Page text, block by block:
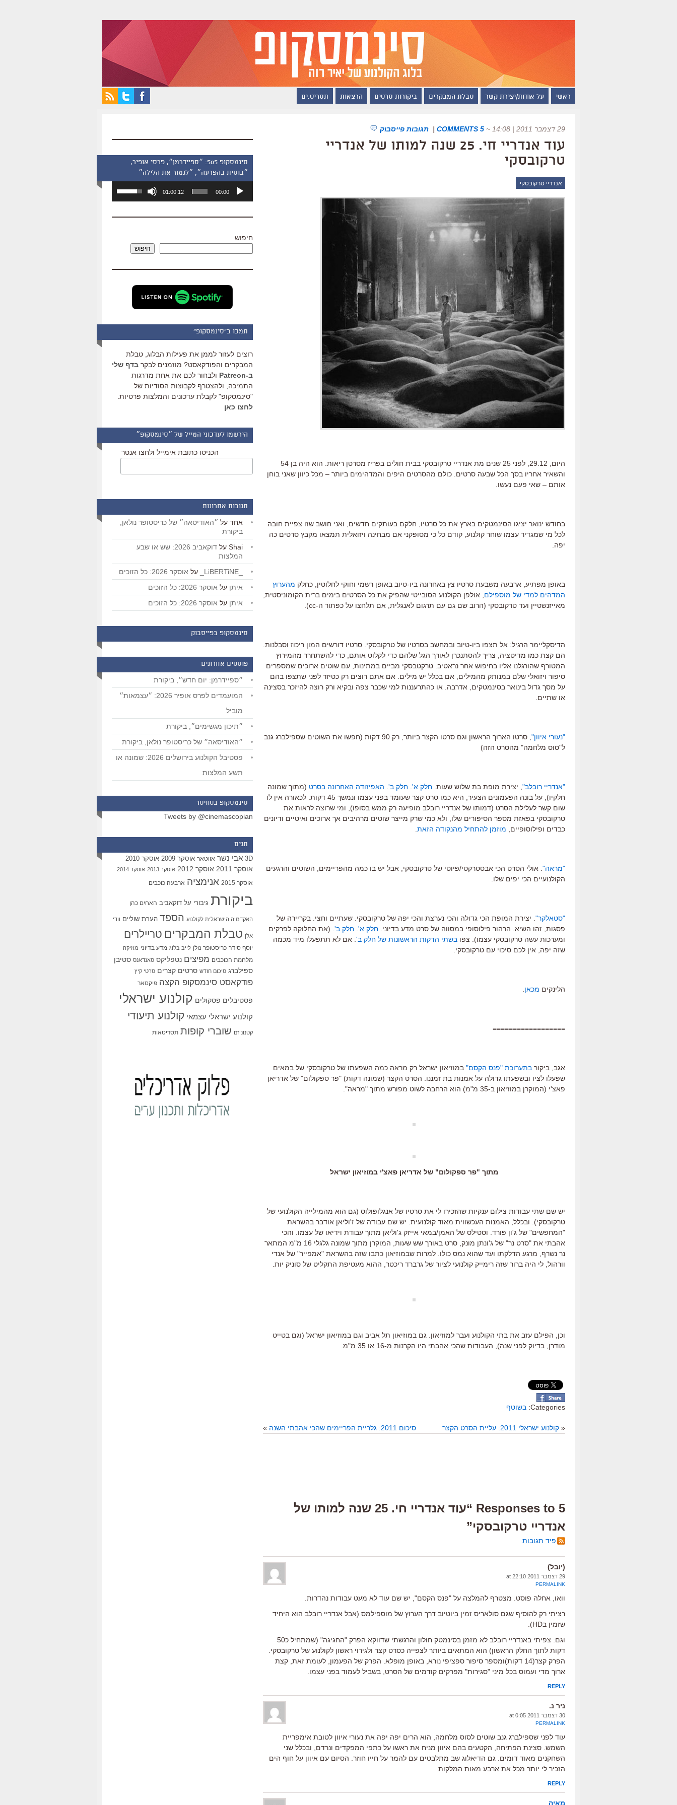
ראשי על אודות/יצירת קשר טבלת המבקרים ביקורות סרטים הרצאות תסריט.ים
29 דצמבר 2011 | 14:08 ~
5 COMMENTS
| תגובות פייסבוק
עוד אנדריי חי. 25 שנה למותו של אנדריי
טרקובסקי
אנדריי טרקובסקי
היום, 29.12, לפני 25 שנים מת אנדריי טרקובסקי בבית חולים בפריז מסרטן ריאות. הוא היה בן 54
והשאיר אחריו בסך הכל שבעה סרטים. כולם מהסרטים היפים והמדהימים ביותר – מכל כיוון שאני בוחן
אותם – שאי פעם נעשו.
בחודש ינואר יציגו הסינמטקים בארץ את כל סרטיו, חלקם בעותקים חדשים, ואני חושב שזו צפיית חובה
לכל מי שמגדיר עצמו שוחר קולנוע, קודם כל כי מסופקני אם מבחינה ויזואלית תמצאו מקבץ סרטים כה
יפה.
באופן מפתיע, ארבעה משבעת סרטיו צץ באחרונה ביו-טיוב באופן רשמי וחוקי לחלוטין, כחלק מהערוץ
המדהים למדי של מוספילם , אולפן הקולנוע הסובייטי שהפיק את כל הסרטים בימים ברית הקומוניסטית,
מאייזנשטיין ועד טרקובסקי (הרוב שם גם עם תרגום לאנגלית, אם תלחצו על כפתור ה-cc).
הדיסקליימר הרגיל: אל תצפו ביו-טיוב ובמחשב בסרטיו של טרקובסקי. סרטיו דורשים המון ריכוז וסבלנות.
הם קצת כמו מדיטציה, צריך להסתנכרן לאורך הגל שלהם כדי לקלוט אותם, כדי להשתחרר מהמירוץ
המטורף שהורגלנו אליו בחיפוש אחר נראטיב. טרקטבסקי מביים במתינות, עם שוטים ארוכים שמספרים
סיפור ויזואלי שלם במנותק מהמילים, אם בכלל יש מילים. אם אתם רוצים רק כטיזר לפני שתצפו בהם
על מסך גדול בינואר בסינמטקים, אדרבה. או כהתרעננות למי שכבר צפה ובקיא ורק רוצה להיזכר בסצינה
או שתיים.
"נעורי איוון"
, סרטו הארוך הראשון וגם סרטו הקצר ביותר, רק 90 דקות (חפשו את השוטים שספילברג גנב
ל"סוס מלחמה" מהסרט הזה)
"אנדריי רובלב" , יצירת מופת בת שלוש שעות. חלק א' חלק ב' האפיזודה האחרונה בסרט (מתוך שמונה
חלקיו), על בונה הפעמונים הצעיר, היא כמו סרט קצר שעומד בפני עצמו ונמשך 45 דקות. לכאורה אין לו
שום קשר לעלילת הסרט (דמותו של אנדריי רובלב מופיעה רק ממש בסופו), ומי שרוצה לראות את
טרקובסקי בפאזת מספר הסיפורים שלו, ולא כמי שרק מייצר שוטים מרהיבים אך ארוכים ואיטיים ודיונים
כבדים ופילוסופיים, מוזמן להתחיל מהנקודה הזאת
"מראה" . אולי הסרט הכי אבסטרקטי/פיוטי של טרקובסקי, אבל יש בו כמה מהפריימים, השוטים והרגעים
הקולנועיים הכי יפים שלו.
"סטאלקר" . יצירת המופת הכי גדולה והכי נערצת והכי יפה של טרקובסקי. שעתיים וחצי. בקריירה של
פסגות, זהו השיא. הרהור פילוסופי במסווה של סרט מדע בדיוני. חלק א' חלק ב'. (את החלוקה לפרקים
ומערכות עשה טרקובסקי עצמו). צפו בשתי הדקות הראשונות של חלק ב' . אם לא תתפעלו מיד מכמה
שזה יפה, אין לכם סיכוי עם טרקובסקי.
הלינקים מכאן
==================
אגב, ביקור בתערוכת "פנס הקסם" במוזיאון ישראל רק מראה כמה השפעתו של טרקובסקי של במאים
שפעלו לציו ובשפעתו גדולה על אמנות בת זמננו. הסרט הקצר (שמונה דקות) "פר ספקולום" של אדריאן
פאצ'י (המוקרן במוזיאון ב-35 מ"מ) הוא הרחבה לשוט מפורש מתוך "מראה".
מתוך "פר ספקולום" של אדריאן פאצ'י במוזיאון ישראל
יש שם שתי עבודות צילום ענקיות שהזכירו לי את סרטיו של אנגלופולוס (גם הוא מהמילייה הקולנועי של
טרקובסקי). ובכלל, האמנות העכשווית מאוד קולנועית. יש שם עבודה של ז'וליאן אודבר בהשראת
"המחפשים" של ג'ון פורד. וסטילס של האמן/במאי אייזק ג'וליאן מתוך עבודת וידיאו של עצמו. והכי
אהבתי את "סרט נר" של ג'ונתן מונק, סרט באורך שש שעות, המוקרן מתוך שמונה גלגלי 16 מ"מ המתאר
נר נשרף, מרגע הדלקתו ועד שהוא נמס כולו. למרות שבמוזיאון כתבו שזה בהשראת "אמפייר" של אנדי
וורהול, לי היה ברור שזה רימייק קולנועי לציור של גרברד ריכטר, ההוא מעטיפת התקליט של סוניק יות.
וכן, הפילם עזב את בתי הקולנוע ועבר למוזיאון. גם במוזיאון תל אביב וגם במוזיאון ישראל (וגם בטייט
מודרן, בדיוק לפני שנה), העבודות שהכי אהבתי היו הקרנות מ-16 או 35 מ"מ.
Categories: בשוטף
« קולנוע ישראלי 2011: עליית הסרט הקצר סיכום 2011: גלריית הפריימים שהכי אהבתי השנה »
5 Responses to “עוד אנדריי חי. 25 שנה למותו של
אנדריי טרקובסקי”
פיד תגובות
(יובל)
29 דצמבר 2011 at 22:10
PERMALINK
וואו, אחלה פוסט. מצטרף להמלצה על "פנס הקסם", יש שם עוד לא מעט עבודות נהדרות.
רציתי רק להוסיף שגם סולאריס זמין ביוטיוב דרך הערוץ של מוספילמס (אבל אנדריי רובלב הוא היחיד
שזמין בHD).
וגם: צפיתי באנדריי רובלב לא מזמן בסינמטק חולון והרגשתי שדווקא הפרק "החגיגה" (שמתחיל כ50
דקות לתוך החלק הראשון) הוא המתאים ביותר לצפייה כסרט קצר ולגירוי ראשון לקולנוע של טרקובסקי.
הפרק קצר(14 דקות)ומספר סיפור ספציפי נורא, באופן מופלא. הפרק של הפעמון, לעומת זאת, קצת
ארוך מדי ועמוס בכל מיני "סגירות" מפרקים קודמים של הסרט, בשביל לעמוד בפני עצמו.
REPLY
ניר נ.
30 דצמבר 2011 at 0:05
PERMALINK
עוד לפני שספילברג גנב שוטים לסוס מלחמה, הוא הרים יפה יפה את נעורי איוון לטובת אימפריית
השמש. סצינת הפתיחה, הקטעים בהם איוון מניח את ראשו על כתפי המפקדים ונרדם, ובכלל שני
השחקנים מאוד דומים. גם הדיאלוג שב מתלבטים עם להמר על חייו חוזר. הסיום עם איוון על חוף הים
הזכיר לי יותר מכל את ארבע מאות המלקות.
REPLY
מאיה
סינמסקופ 505: ״ספיידרמן״, פרסי אופיר,
״בוסית בהפרעה״, ״לגמור את הלילה״
אודיו
00:00
01:00:12
השתמש
כדי
שמע.
חיפוש
חיפוש
תמכו ב"סינמסקופ"
רוצים לעזור לממן את פעילות הבלוג, טבלת
המבקרים והפודקאסט? מוזמנים לבקר בדף שלי
ב-Patreon
ולבחור לכם את אחת מדרגות
התמיכה, ולהצטרף לקבוצות הסודיות של
"סינמסקופ" לקבלת עדכונים והמלצות פרטיות.
לחצו כאן
הירשמו לעדכוני המייל של ״סינמסקופ״
הכניסו כתובת אימייל ולחצו אנטר
תגובות אחרונות
אחד על ״האודיסאה״ של כריסטופר נולאן,
ביקורת
Shai על
דוקאביב 2026: שש או שבע
המלצות
על אוסקר 2026: כל הזוכים
איתן על אוסקר 2026: כל הזוכים
איתן על אוסקר 2026: כל הזוכים
סינמסקופ בפייסבוק
פוסטים אחרונים
״ספיידרמן: יום חדש״, ביקורת
המועמדים לפרס אופיר 2026: ״עצמאות״
מוביל
״תיכון מגשימים״, ביקורת
״האודיסאה״ של כריסטופר נולאן, ביקורת
פסטיבל הקולנוע בירושלים 2026: שמונה או
תשע המלצות
סינמסקופ בטוויטר
Tweets by @cinemascopian
תגים
3D אבי נשר אווטאר אוסקר 2009 אוסקר 2010
אוסקר 2011 אוסקר 2012 אוסקר 2013 אוסקר 2014
אוסקר 2015 אנימציה ארבעה כוכבים
ביקורת גיבורי על דוקאביב האחים כהן
האקדמיה הישראלית לקולנוע הספד הערת שוליים וודי
אלן טבלת המבקרים טריילרים
יוסף סידר כריסטופר נולן לייב בלוג מדע בדיוני מוזיקה
מלחמת הכוכבים מפיצים נטפליקס סאנדאנס סטיבן
ספילברג סיכום חודש סרטים קצרים סרטי קיץ
פודקאסט סינמסקופ הקצה פיקסאר
פסטיבלים פסקולים קולנוע ישראלי
קולנוע ישראלי עצמאי קולנוע תיעודי
קטנוניזם שוברי קופות תסריטאות